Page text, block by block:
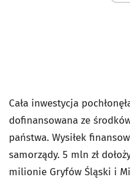
Cała inwestycja
dofinansowana ze
państwa. Wysiłek
samorządy. 5 mln zł
milionie Gryfów Śląski i